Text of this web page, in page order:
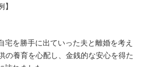
宅を勝手に出ていった夫と離婚を考え
の養育を心配し、金銭的な安心を得た